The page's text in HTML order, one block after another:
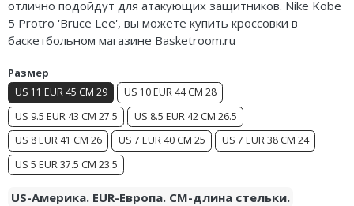
отлично подойдут для атакующих защитников. Nike Kobe
5 Protro 'Bruce Lee', вы можете купить кроссовки в
баскетбольном магазине Basketroom.ru
Размер
US 11 EUR 45 CM 29
US 10 EUR 44 CM 28
US 9.5 EUR 43 CM 27.5
US 8.5 EUR 42 CM 26.5
US 8 EUR 41 CM 26
US 7 EUR 40 CM 25
US 7 EUR 38 CM 24
US 5 EUR 37.5 CM 23.5
US-Америка. EUR-Европа. CM-длина стельки.
Air Jordan 10
Air Jordan 11
Air Jordan 12
Air Jordan 13
Air Jordan 14
Air Jordan 15